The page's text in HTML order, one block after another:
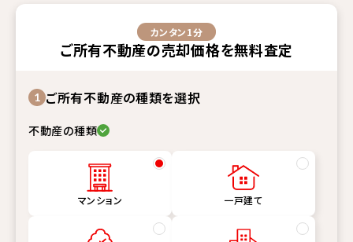
カンタン1分
ご所有不動産の売却価格を無料査定
1 ご所有不動産の種類を選択
不動産の種類
マンション 一戸建て